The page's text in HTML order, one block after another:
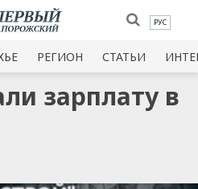
РУС
РЕГИОН СТАТЬИ
зарплату в